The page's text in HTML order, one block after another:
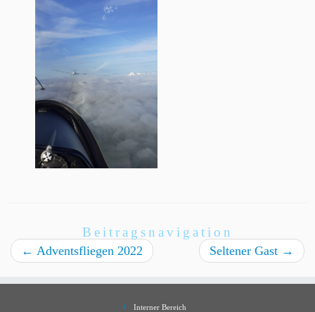
Beitragsnavigation
← Adventsfliegen 2022 Seltener Gast →
Interner Bereich